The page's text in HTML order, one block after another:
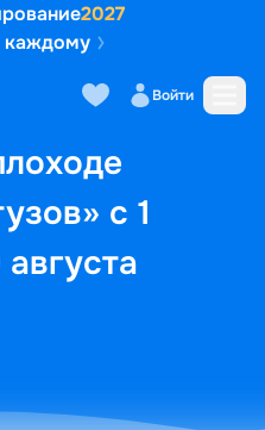
2027
каждому
Войти
с 1
Маршрут и